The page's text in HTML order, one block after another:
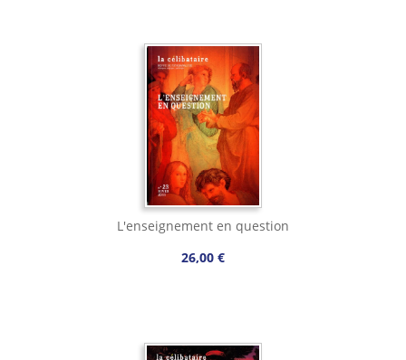
L'enseignement en question
26,00 €